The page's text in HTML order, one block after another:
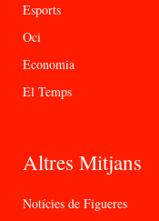
Esports
Oci
Economia
El Temps
Altres Mitjans
Notícies de Figueres